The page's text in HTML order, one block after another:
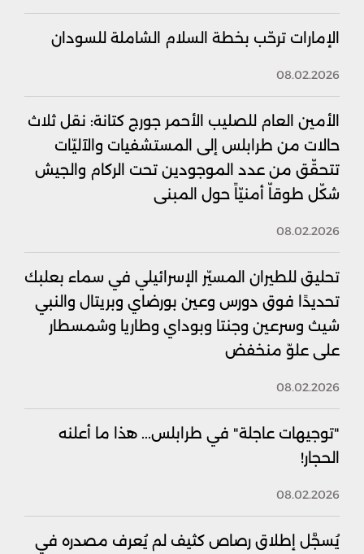
الإمارات ترحّب بخطة السلام الشاملة للسودان
08.02.2026
الأمين العام للصليب الأحمر جورج كتانة: نقل ثلاث
حالات من طرابلس إلى المستشفيات والآليّات
تتحقّق من عدد الموجودين تحت الركام والجيش
شكّل طوقاّ أمنيّاً حول المبنى
08.02.2026
تحليق للطيران المسيّر الإسرائيلي في سماء بعلبك
تحديدًا فوق دورس وعين بورضاي وبريتال والنبي
شيث وسرعين وجنتا وبوداي وطاريا وشمسطار
على علوّ منخفض
08.02.2026
"توجيهات عاجلة" في طرابلس... هذا ما أعلنه
الحجار!
08.02.2026
يُسجَّل إطلاق رصاص كثيف لم يُعرف مصدره في